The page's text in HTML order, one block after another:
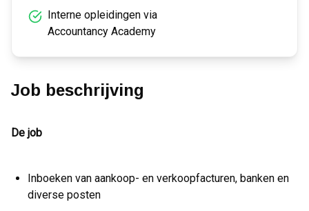
Interne opleidingen via
Accountancy Academy
Job beschrijving
De job
Inboeken van aankoop- en verkoopfacturen, banken en
diverse posten